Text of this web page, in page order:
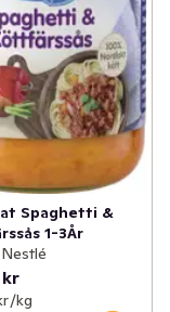
Spaghetti &
1-3År
kr
/kg